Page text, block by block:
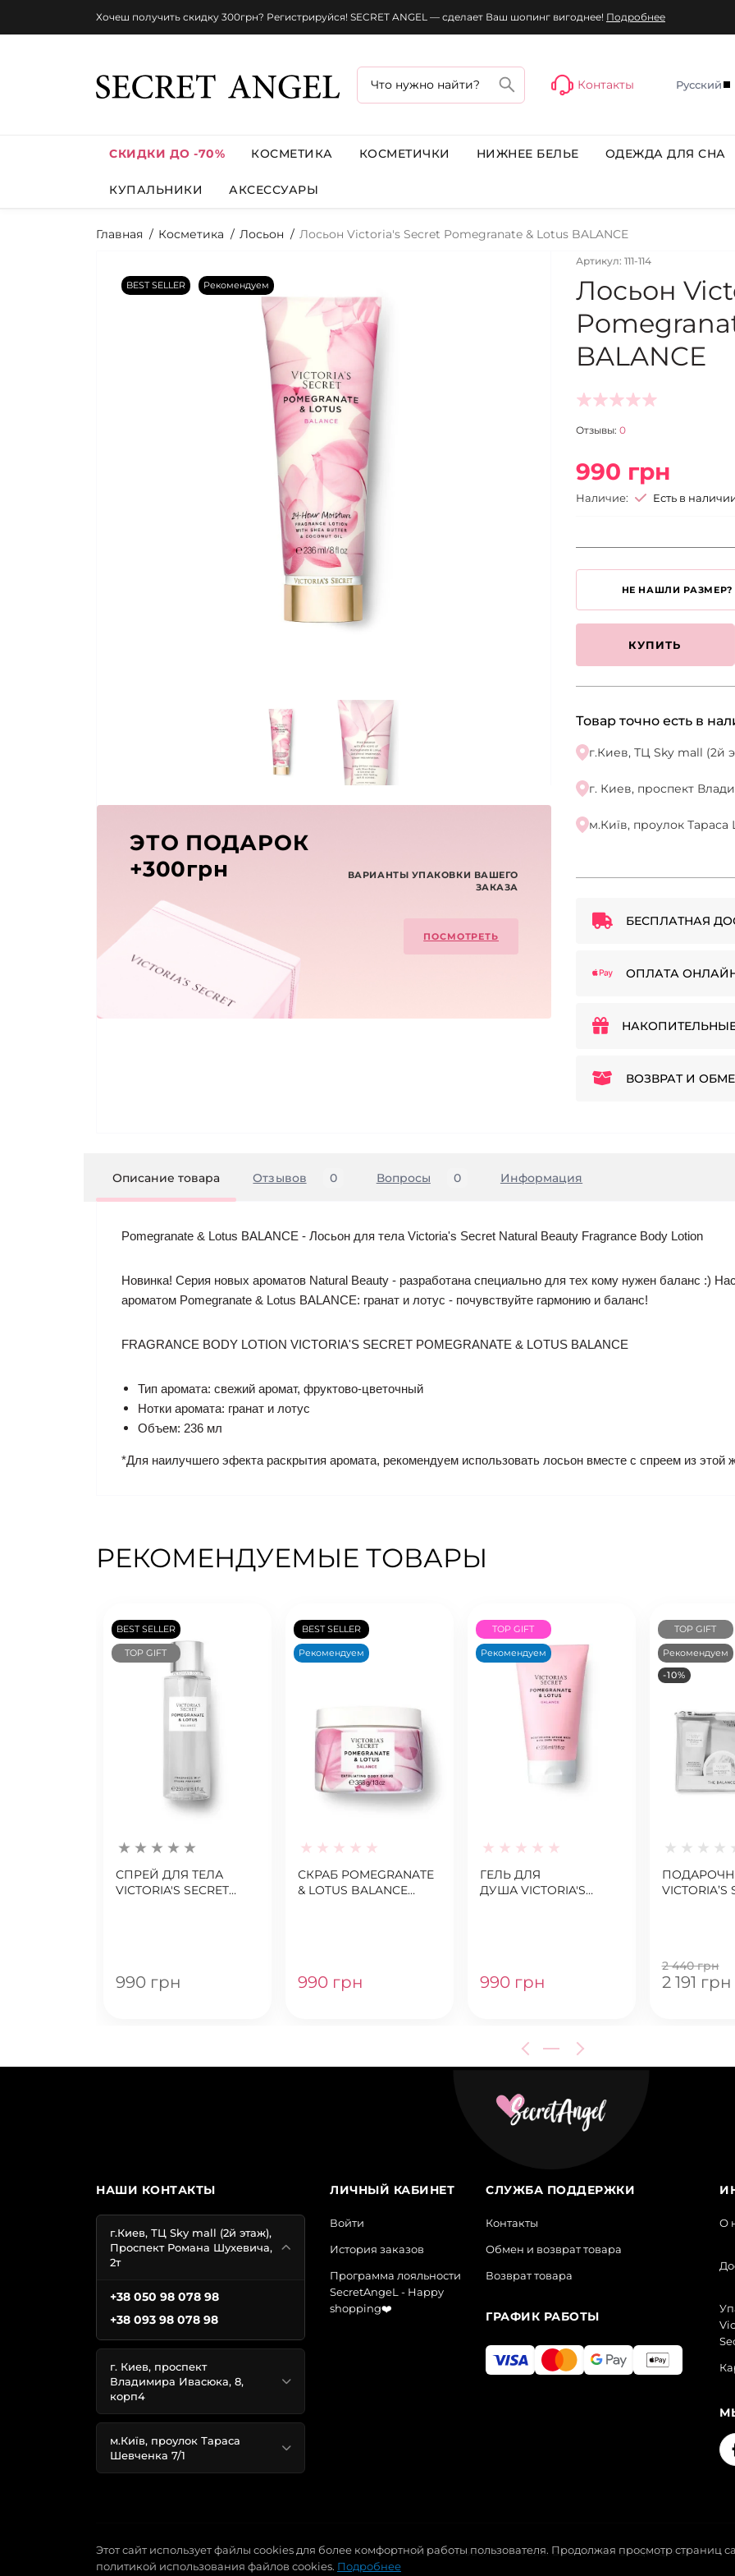
Хочеш получить скидку 300грн? Регистрируйся! SECRET ANGEL — сделает Ваш шопинг вигоднее! Подробнее
Контакты Русский
СКИДКИ ДО -70% КОСМЕТИКА КОСМЕТИЧКИ НИЖНЕЕ БЕЛЬЕ ОДЕЖДА ДЛЯ СНА
КУПАЛЬНИКИ АКСЕССУАРЫ
Главная Косметика Лосьон Лосьон Victoria's Secret Pomegranate & Lotus BALANCE
BEST SELLER Рекомендуем
ЭТО ПОДАРОК
+300грн
ВАРИАНТЫ УПАКОВКИ ВАШЕГО
ЗАКАЗА
ПОСМОТРЕТЬ
Артикул: 111-114
Лосьон
BALANCE
Отзывы: 0
990 грн
Наличие: Есть в
НЕ НАШЛИ РАЗМЕР?
КУПИТЬ
Товар точно есть в
г.Киев, ТЦ Sky mall (2й
г. Киев, проспект
м.Київ, проулок Тараса
БЕСПЛАТНАЯ
ОПЛАТА
ВОЗВРАТ И
Описание товара Отзывов 0 Вопросы 0 Информация
Pomegranate & Lotus BALANCE - Лосьон для тела Victoria's Secret Natural Beauty Fragrance Body Lotion
Новинка! Серия новых ароматов Natural Beauty - разработана специально для тех кому нужен баланс :)
ароматом Pomegranate & Lotus BALANCE: гранат и лотус - почувствуйте гармонию и баланс!
FRAGRANCE BODY LOTION VICTORIA'S SECRET POMEGRANATE & LOTUS BALANCE
Тип аромата: свежий аромат, фруктово-цветочный
Нотки аромата: гранат и лотус
Объем: 236 мл
*Для наилучшего эфекта раскрытия аромата, рекомендуем использовать лосьон вместе с спреем из этой
РЕКОМЕНДУЕМЫЕ ТОВАРЫ
BEST SELLER
TOP GIFT
СПРЕЙ ДЛЯ ТЕЛА
VICTORIA'S SECRET
990 грн
BEST SELLER
Рекомендуем
СКРАБ POMEGRANATE
& LOTUS BALANCE
990 грн
TOP GIFT
Рекомендуем
ГЕЛЬ ДЛЯ
ДУША VICTORIA'S
990 грн
TOP GIFT
Рекомендуем
-10%
VICTORIA’S
2 440 грн
2 191 грн
НАШИ КОНТАКТЫ
г.Киев, ТЦ Sky mall (2й этаж),
Проспект Романа Шухевича,
2т
+38 050 98 078 98
+38 093 98 078 98
г. Киев, проспект
Владимира Ивасюка, 8,
корп4
м.Київ, проулок Тараса
Шевченка 7/1
ЛИЧНЫЙ КАБИНЕТ
Войти
История заказов
Программа лояльности
SecretAngeL - Happy
shopping❤️
СЛУЖБА ПОДДЕРЖКИ
Контакты
Обмен и возврат товара
Возврат товара
ГРАФИК РАБОТЫ
О
2019-2026 SECRET ANGEL. ВСЕ ПРАВА ЗАЩИЩЕНЫ.
Этот сайт использует файлы cookies для более комфортной работы пользователя. Продолжая просмотр страниц
политикой использования файлов cookies. Подробнее